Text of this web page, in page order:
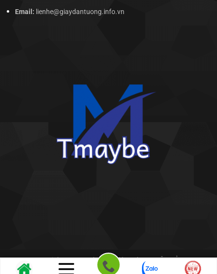
Email: lienhe@giaydantuong.info.vn
Copyright 2026 ©Kho giấy dán tường THIÊN BẢO